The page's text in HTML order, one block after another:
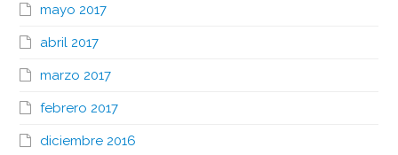
mayo 2017
abril 2017
marzo 2017
febrero 2017
diciembre 2016